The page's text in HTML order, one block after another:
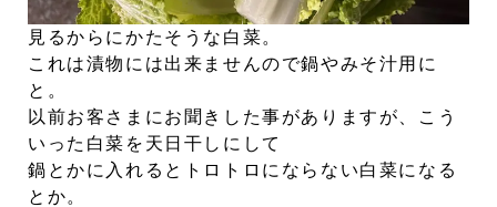
見るからにかたそうな白菜。
これは漬物には出来ませんので鍋やみそ汁用に
と。
以前お客さまにお聞きした事がありますが、こう
いった白菜を天日干しにして
鍋とかに入れるとトロトロにならない白菜になる
とか。